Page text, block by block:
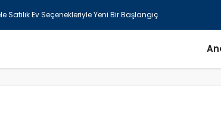
Satılık Ev Seçenekleriyle Yeni Bir Başlangıç